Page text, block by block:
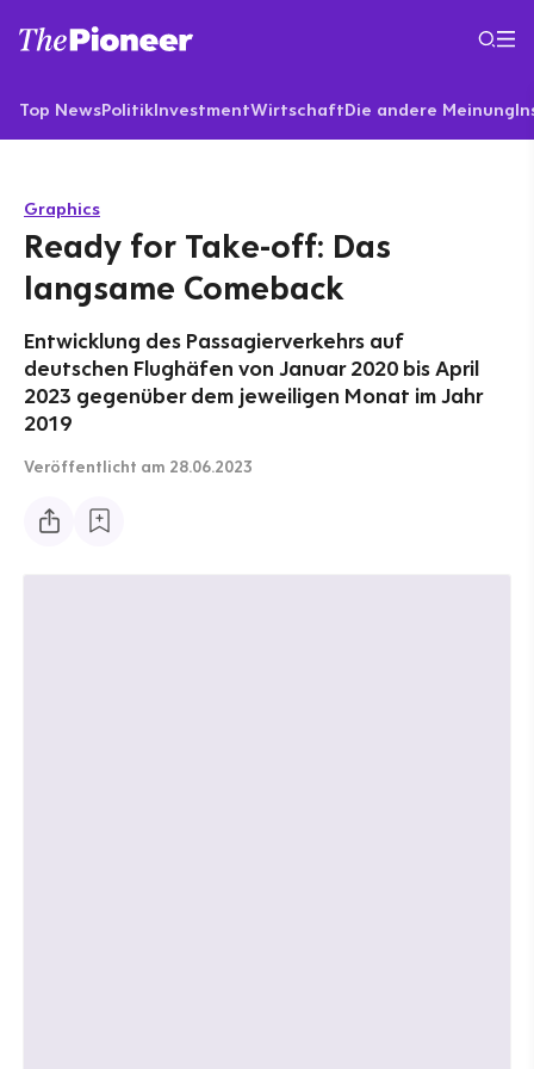
Top NewsPolitikInvestmentWirtschaftDie andere Meinung
Graphics
Ready for Take-off: Das
langsame Comeback
Entwicklung des Passagierverkehrs auf
deutschen Flughäfen von Januar 2020 bis April
2023 gegenüber dem jeweiligen Monat im Jahr
2019
Veröffentlicht am 28.06.2023